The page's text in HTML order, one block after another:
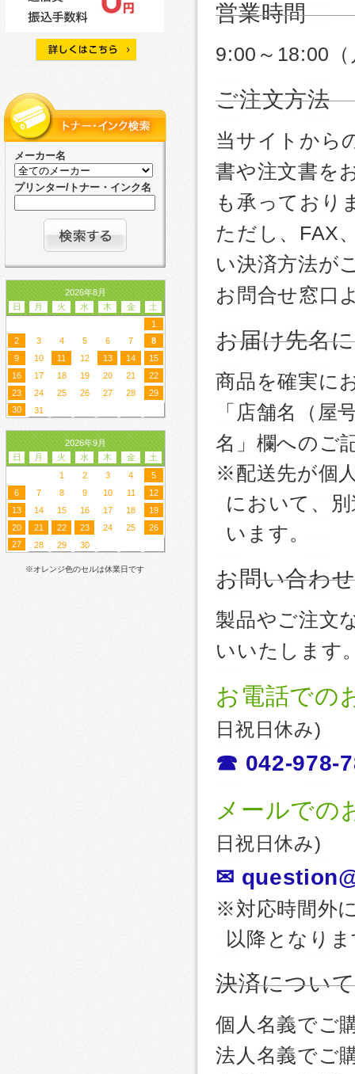
メーカー名
プリンター/トナー・インク名
2026年8月
日
月 火 水 木 金
土
1
2
3 4 5 6 7
8
9
10 11 12 13 14
15
16
17 18 19 20 21
22
23
24 25 26 27 28
29
30
31
2026年9月
日
月 火 水 木 金
土
1
2 3 4
5
6
7 8 9 10 11
12
13
14 15 16 17 18
19
20
21 22 23 24 25
26
27
28 29 30
※オレンジ色のセルは休業日です
営業時間
9:00～18:00
ご注文方法
当サイトから
書や注文書を
も承っており
ただし、FAX
い決済方法が
お問合せ窓口
お届け先名
商品を確実に
「店舗名（屋
名」欄へのご
※配送先が個
において、
います。
お問い合わせ
製品やご注文
いいたします
お電話での
日祝日休み)
☎ 042-978-
メールでの
日祝日休み)
✉
※対応時間外
以降となり
決済について
個人名義でご
法人名義でご